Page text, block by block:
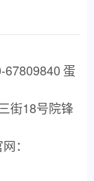
67809840蛋
街18号院锋
：